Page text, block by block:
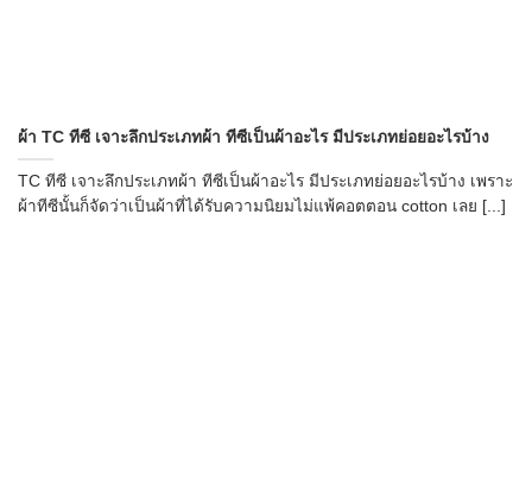
ผ้า TC ทีซี เจาะลึกประเภทผ้า ทีซีเป็นผ้าอะไร มีประเภทย่อยอะไรบ้าง
TC ทีซี เจาะลึกประเภทผ้า ทีซีเป็นผ้าอะไร มีประเภทย่อยอะไรบ้าง เพราะ
ผ้าทีซีนั้นก็จัดว่าเป็นผ้าที่ได้รับความนิยมไม่แพ้คอตตอน cotton เลย [...]